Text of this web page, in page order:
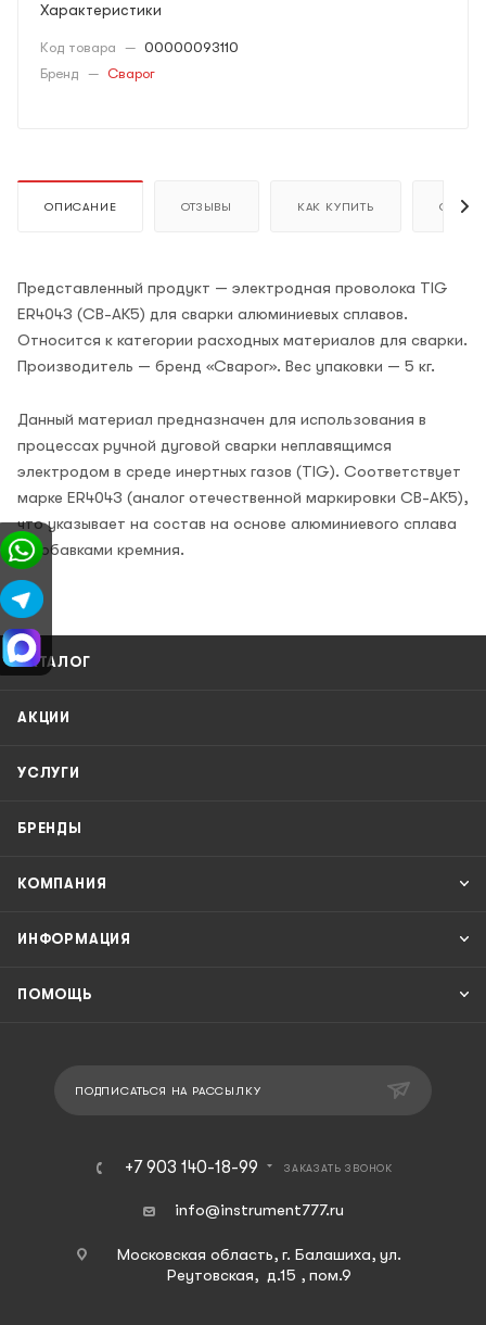
Характеристики
Код товара — 00000093110
Бренд — Сварог
ОПИСАНИЕ ОТЗЫВЫ КАК КУПИТЬ ОПЛАТА
Представленный продукт — электродная проволока TIG
ER4043 (СВ-АК5) для сварки алюминиевых сплавов.
Относится к категории расходных материалов для сварки.
Производитель — бренд «Сварог». Вес упаковки — 5 кг.
Данный материал предназначен для использования в
процессах ручной дуговой сварки неплавящимся
электродом в среде инертных газов (TIG). Соответствует
марке ER4043 (аналог отечественной маркировки СВ-АК5),
что указывает на состав на основе алюминиевого сплава
с добавками кремния.
КАТАЛОГ
АКЦИИ
УСЛУГИ
БРЕНДЫ
КОМПАНИЯ
ИНФОРМАЦИЯ
ПОМОЩЬ
ПОДПИСАТЬСЯ НА РАССЫЛКУ
+7 903 140-18-99 ЗАКАЗАТЬ ЗВОНОК
info@instrument777.ru
Московская область, г. Балашиха, ул.
Реутовская, д.15 , пом.9